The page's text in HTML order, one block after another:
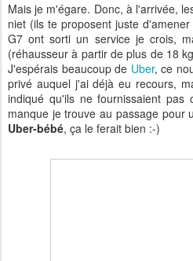
Mais je m'égare. Donc, à l'arrivée,
niet (ils te proposent juste
G7 ont sorti un service je crois,
(réhausseur à partir de plus de 18
J'espérais beaucoup de Uber, ce
privé auquel j'ai déjà eu recours,
indiqué qu'ils ne fournissaient
manque je trouve au passage pour
Uber-bébé, ça le ferait bien :-)